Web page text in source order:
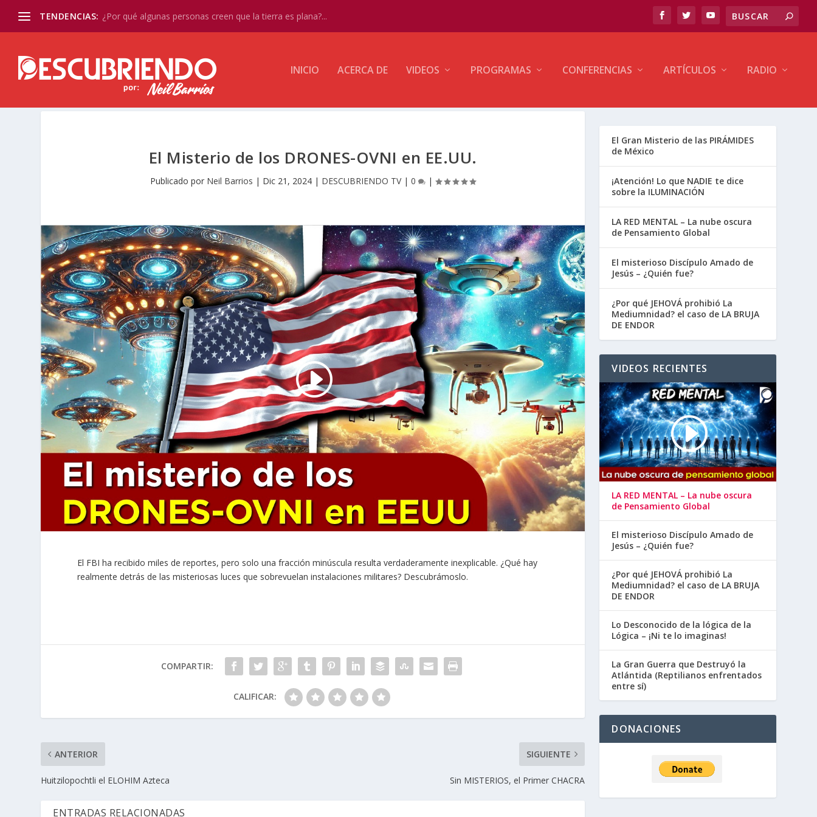
TENDENCIAS: ¿Por qué algunas personas creen que la tierra es plana?...
INICIO ACERCA DE VIDEOS PROGRAMAS CONFERENCIAS ARTÍCULOS RADIO
El Misterio de los DRONES-OVNI en EE.UU.
Publicado por Neil Barrios | Dic 21, 2024 | DESCUBRIENDO TV|0 |
El FBI ha recibido miles de reportes, pero solo una fracción minúscula resulta verdaderamente inexplicable. ¿Qué hay
realmente detrás de las misteriosas luces que sobrevuelan instalaciones militares? Descubrámoslo.
COMPARTIR:
CALIFICAR:
ANTERIOR
Huitzilopochtli el ELOHIM Azteca
SIGUIENTE
Sin MISTERIOS, el Primer CHACRA
ENTRADAS RELACIONADAS
El Gran Misterio de las PIRÁMIDES
de México
¡Atención! Lo que NADIE te dice
sobre la ILUMINACIÓN
LA RED MENTAL – La nube oscura
de Pensamiento Global
El misterioso Discípulo Amado de
Jesús – ¿Quién fue?
¿Por qué JEHOVÁ prohibió La
Mediumnidad? el caso de LA BRUJA
DE ENDOR
VIDEOS RECIENTES
LA RED MENTAL – La nube oscura
de Pensamiento Global
El misterioso Discípulo Amado de
Jesús – ¿Quién fue?
¿Por qué JEHOVÁ prohibió La
Mediumnidad? el caso de LA BRUJA
DE ENDOR
Lo Desconocido de la lógica de la
Lógica – ¡Ni te lo imaginas!
La Gran Guerra que Destruyó la
Atlántida (Reptilianos enfrentados
entre sí)
DONACIONES